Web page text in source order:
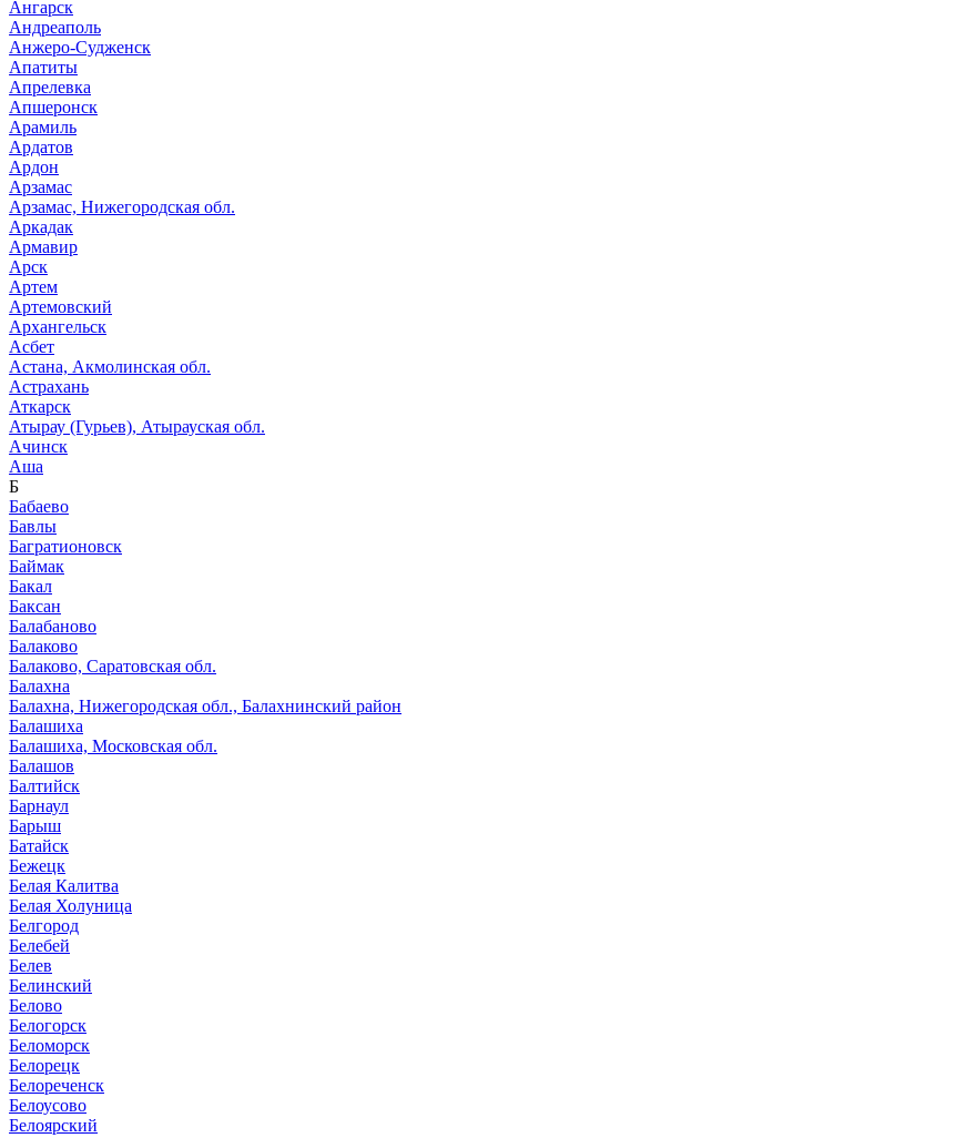
Ангарск
Андреаполь
Анжеро-Судженск
Апатиты
Апрелевка
Апшеронск
Арамиль
Ардатов
Ардон
Арзамас
Арзамас, Нижегородская обл.
Аркадак
Армавир
Арск
Артем
Артемовский
Архангельск
Асбет
Астана, Акмолинская обл.
Астрахань
Аткарск
Атырау (Гурьев), Атырауская обл.
Ачинск
Аша
Б
Бабаево
Бавлы
Багратионовск
Баймак
Бакал
Баксан
Балабаново
Балаково
Балаково, Саратовская обл.
Балахна
Балахна, Нижегородская обл., Балахнинский район
Балашиха
Балашиха, Московская обл.
Балашов
Балтийск
Барнаул
Барыш
Батайск
Бежецк
Белая Калитва
Белая Холуница
Белгород
Белебей
Белев
Белинский
Белово
Белогорск
Беломорск
Белорецк
Белореченск
Белоусово
Белоярский